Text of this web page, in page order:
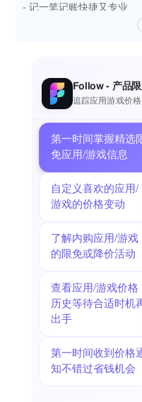
- 记一笔记账快捷又专业
- 账本首页流水页，数据呈
to成长中的你：
- 高中生、大学生账本：
to工作中的你：
- 差旅报销流水账：流水详
- 网约司机、健身教练、
- 合租、恋爱、生活账：
- 旅游、宠物、爱好账：
- 攒钱、健身、目标账：
要的样子
to创业中的你：
- 奶茶、快餐、餐饮业：
- 服装、代购、零售业：
- 培训、酒店、服务业：
to顾家的你：
- 人情账本、结婚账本：
- 儿童教育、宝宝账本：家
- 汽车、储蓄家庭账本：
Follow - 产品
追踪应用游戏价格
第一时间掌握精选
免应用/游戏信息
自定义喜欢的应用/
游戏的价格变动
了解内购应用/游戏
的限免或降价活动
查看应用/游戏价格
历史等待合适时机
出手
第一时间收到价格
知不错过省钱机会